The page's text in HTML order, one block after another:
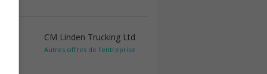
CM Linden Trucking Ltd
Autres offres de l'entreprise